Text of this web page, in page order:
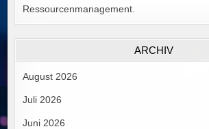
Ressourcenmanagement.
ARCHIV
August 2026
Juli 2026
Juni 2026